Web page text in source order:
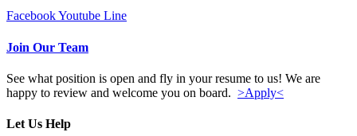
FacebookYoutube Line
Join Our Team
See what position is open and fly in your resume to us! We are
happy to review and welcome you on board. >Apply<
Let Us Help